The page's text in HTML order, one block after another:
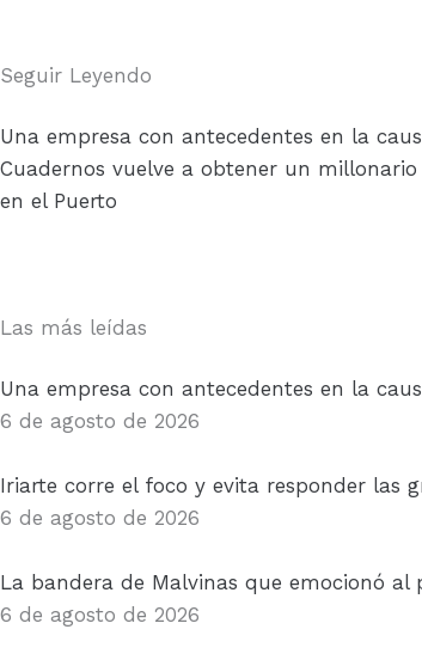
Seguir Leyendo
Una empresa con antecedentes en la
Cuadernos vuelve a obtener un
en el Puerto
Las más leídas
Una empresa con antecedentes en la
6 de agosto de 2026
Iriarte corre el foco y evita responder las
6 de agosto de 2026
La bandera de Malvinas que emocionó
6 de agosto de 2026